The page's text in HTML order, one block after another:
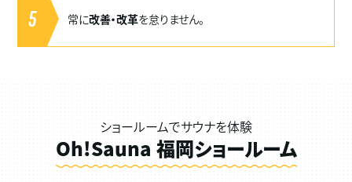
5 常に改善・改革を怠りません。
ショールームでサウナを体験
Oh!Sauna 福岡ショールーム